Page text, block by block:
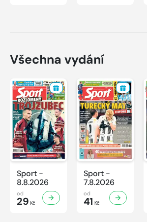
Všechna vydání
Sport -
8.8.2026
od
29 Kč
Sport -
7.8.2026
od
41 Kč